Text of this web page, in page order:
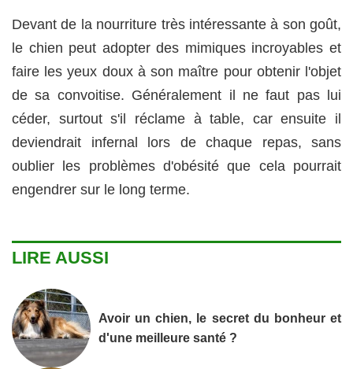
Devant de la nourriture très intéressante à son goût,
le chien peut adopter des mimiques incroyables et
faire les yeux doux à son maître pour obtenir l'objet
de sa convoitise. Généralement il ne faut pas lui
céder, surtout s'il réclame à table, car ensuite il
deviendrait infernal lors de chaque repas, sans
oublier les problèmes d'obésité que cela pourrait
engendrer sur le long terme.
LIRE AUSSI
Avoir un chien, le secret du bonheur et
d'une meilleure santé ?